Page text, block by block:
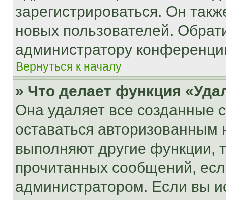
зарегистрироваться. Он
новых пользователей.
администратору
Вернуться к началу
» Что делает функция
Она удаляет все созданные
оставаться
выполняют другие функции,
прочитанных сообщений,
администратором. Если вы